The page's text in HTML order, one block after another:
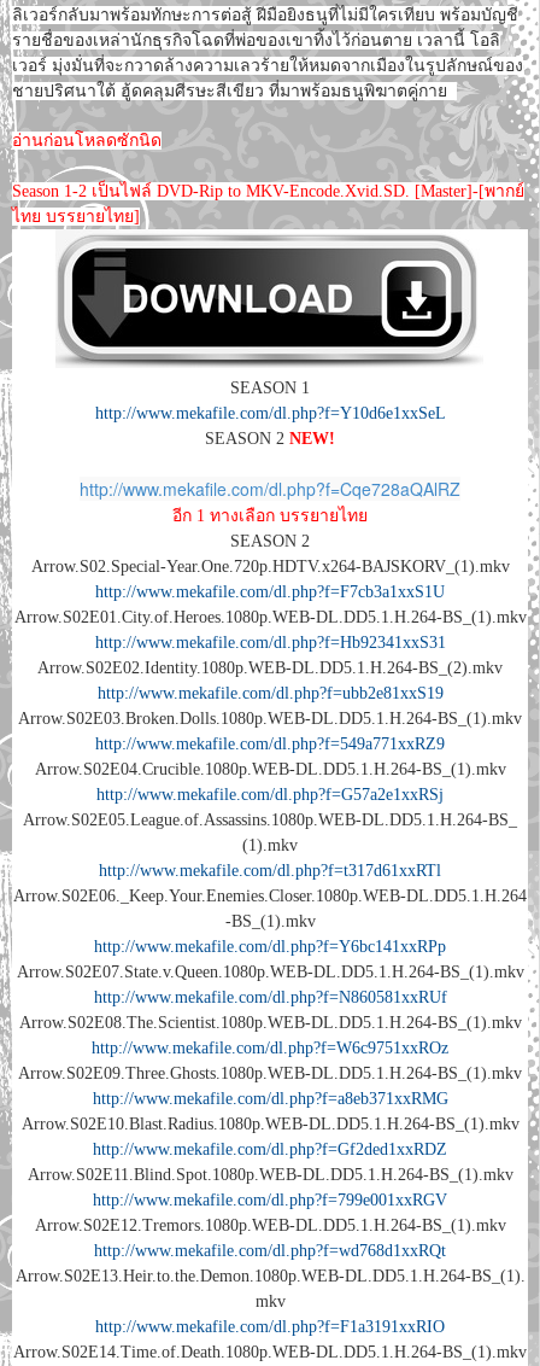
ลิเวอร์กลับมาพร้อมทักษะการต่อสู้ ฝีมือยิงธนูที่ไม่มีใครเทียบ พร้อมบัญชี
รายชื่อของเหล่านักธุรกิจโฉดที่พ่อของเขาทิ้งไว้ก่อนตาย เวลานี้ โอลิ
เวอร์ มุ่งมั่นที่จะกวาดล้างความเลวร้ายให้หมดจากเมืองในรูปลักษณ์ของ
ชายปริศนาใต้ ฮู้ดคลุมศีรษะสีเขียว ที่มาพร้อมธนูพิฆาตคู่กาย
อ่านก่อนโหลดซักนิด
Season 1-2 เป็นไฟล์ DVD-Rip to MKV-Encode.Xvid.SD. [Master]-[พากย์
ไทย บรรยายไทย]
SEASON 1
http://www.mekafile.com/dl.php?f=Y10d6e1xxSeL
SEASON 2 NEW!
http://www.mekafile.com/dl.php?f=Cqe728aQAlRZ
อีก 1 ทางเลือก บรรยายไทย
SEASON 2
Arrow.S02.Special-Year.One.720p.HDTV.x264-BAJSKORV_(1).mkv
http://www.mekafile.com/dl.php?f=F7cb3a1xxS1U
Arrow.S02E01.City.of.Heroes.1080p.WEB-DL.DD5.1.H.264-BS_(1).mkv
http://www.mekafile.com/dl.php?f=Hb92341xxS31
Arrow.S02E02.Identity.1080p.WEB-DL.DD5.1.H.264-BS_(2).mkv
http://www.mekafile.com/dl.php?f=ubb2e81xxS19
Arrow.S02E03.Broken.Dolls.1080p.WEB-DL.DD5.1.H.264-BS_(1).mkv
http://www.mekafile.com/dl.php?f=549a771xxRZ9
Arrow.S02E04.Crucible.1080p.WEB-DL.DD5.1.H.264-BS_(1).mkv
http://www.mekafile.com/dl.php?f=G57a2e1xxRSj
Arrow.S02E05.League.of.Assassins.1080p.WEB-DL.DD5.1.H.264-BS_
(1).mkv
http://www.mekafile.com/dl.php?f=t317d61xxRTl
Arrow.S02E06._Keep.Your.Enemies.Closer.1080p.WEB-DL.DD5.1.H.264
-BS_(1).mkv
http://www.mekafile.com/dl.php?f=Y6bc141xxRPp
Arrow.S02E07.State.v.Queen.1080p.WEB-DL.DD5.1.H.264-BS_(1).mkv
http://www.mekafile.com/dl.php?f=N860581xxRUf
Arrow.S02E08.The.Scientist.1080p.WEB-DL.DD5.1.H.264-BS_(1).mkv
http://www.mekafile.com/dl.php?f=W6c9751xxROz
Arrow.S02E09.Three.Ghosts.1080p.WEB-DL.DD5.1.H.264-BS_(1).mkv
http://www.mekafile.com/dl.php?f=a8eb371xxRMG
Arrow.S02E10.Blast.Radius.1080p.WEB-DL.DD5.1.H.264-BS_(1).mkv
http://www.mekafile.com/dl.php?f=Gf2ded1xxRDZ
Arrow.S02E11.Blind.Spot.1080p.WEB-DL.DD5.1.H.264-BS_(1).mkv
http://www.mekafile.com/dl.php?f=799e001xxRGV
Arrow.S02E12.Tremors.1080p.WEB-DL.DD5.1.H.264-BS_(1).mkv
http://www.mekafile.com/dl.php?f=wd768d1xxRQt
Arrow.S02E13.Heir.to.the.Demon.1080p.WEB-DL.DD5.1.H.264-BS_(1).
mkv
http://www.mekafile.com/dl.php?f=F1a3191xxRIO
Arrow.S02E14.Time.of.Death.1080p.WEB-DL.DD5.1.H.264-BS_(1).mkv